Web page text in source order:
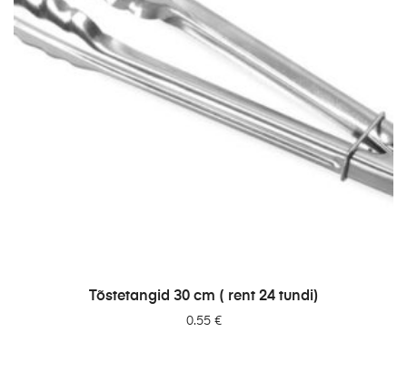
LISA PÄRINGUSSE
Tõstetangid 30 cm ( rent 24 tundi)
0.55 €